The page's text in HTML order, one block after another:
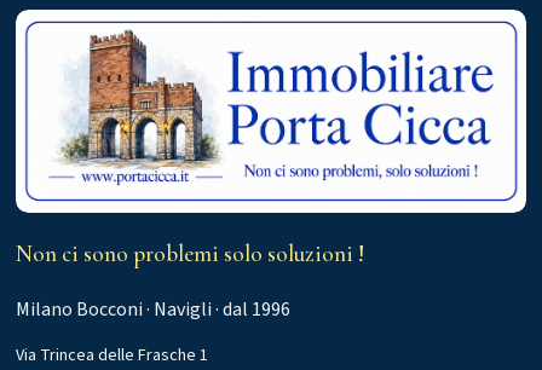
Non ci sono problemi solo soluzioni !
Milano Bocconi · Navigli · dal 1996
Via Trincea delle Frasche 1